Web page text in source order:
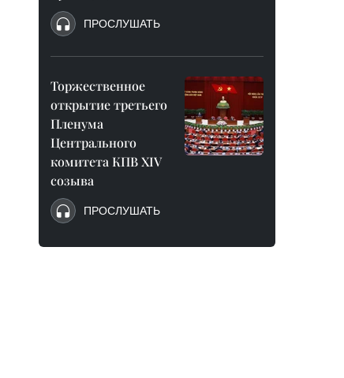
ПРОСЛУШАТЬ
Торжественное
открытие третьего
Пленума
Центрального
комитета КПВ XIV
созыва
ПРОСЛУШАТЬ